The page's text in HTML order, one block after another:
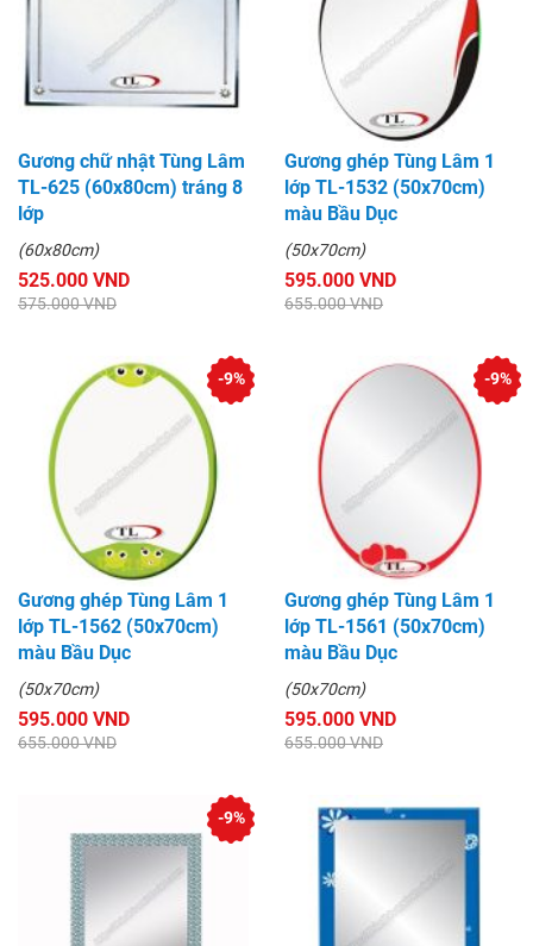
Gương chữ nhật Tùng Lâm
TL-625 (60x80cm) tráng 8
lớp
(60x80cm)
525.000 VND
575.000 VND
Gương ghép Tùng Lâm 1
lớp TL-1532 (50x70cm)
màu Bầu Dục
(50x70cm)
595.000 VND
655.000 VND
Gương ghép Tùng Lâm 1
lớp TL-1562 (50x70cm)
màu Bầu Dục
(50x70cm)
595.000 VND
655.000 VND
-9%
Gương ghép Tùng Lâm 1
lớp TL-1561 (50x70cm)
màu Bầu Dục
(50x70cm)
595.000 VND
655.000 VND
-9%
-9%